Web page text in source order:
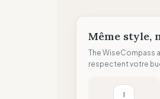
Même style,
The WiseCompass
respectent votre
I